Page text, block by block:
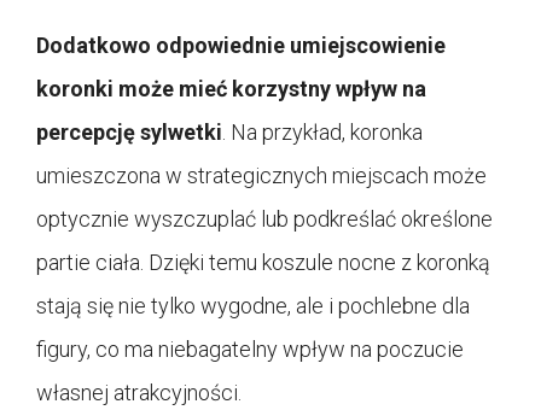
Dodatkowo odpowiednie umiejscowienie
koronki może mieć korzystny wpływ na
percepcję sylwetki . Na przykład, koronka
umieszczona w strategicznych miejscach może
optycznie wyszczuplać lub podkreślać określone
partie ciała. Dzięki temu koszule nocne z koronką
stają się nie tylko wygodne, ale i pochlebne dla
figury, co ma niebagatelny wpływ na poczucie
własnej atrakcyjności.